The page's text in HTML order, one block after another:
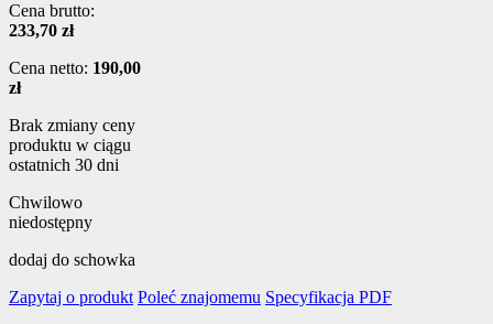
Cena brutto:
233,70 zł
Cena netto: 190,00
zł
Brak zmiany ceny
produktu w ciągu
ostatnich 30 dni
Chwilowo
niedostępny
dodaj do schowka
Zapytaj o produkt Poleć znajomemu Specyfikacja PDF